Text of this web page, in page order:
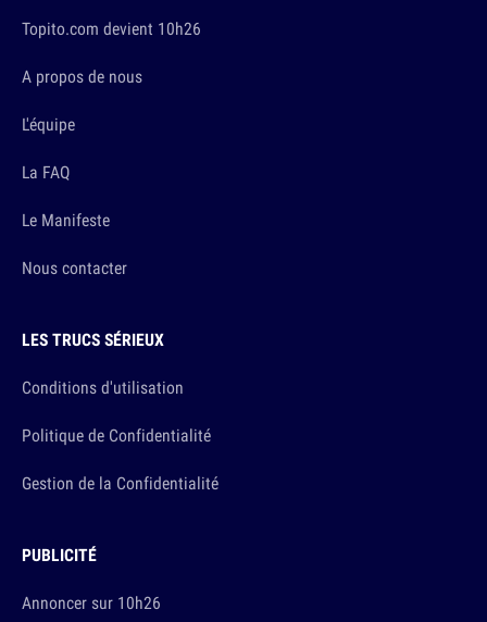
Topito.com devient 10h26
A propos de nous
L'équipe
La FAQ
Le Manifeste
Nous contacter
LES TRUCS SÉRIEUX
Conditions d'utilisation
Politique de Confidentialité
Gestion de la Confidentialité
PUBLICITÉ
Annoncer sur 10h26